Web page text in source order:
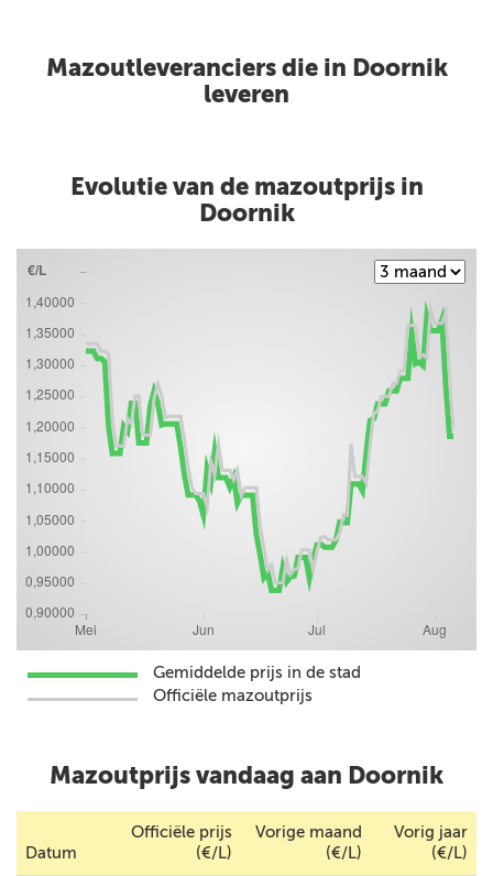
Mazoutleveranciers die in Doornik
leveren
Evolutie van de mazoutprijs in
Doornik
Gemiddelde prijs in de stad
Officiële mazoutprijs
Mazoutprijs vandaag aan Doornik
Datum
Officiële prijs
(€/L)
Vorige maand
(€/L)
Vorig jaar
(€/L)